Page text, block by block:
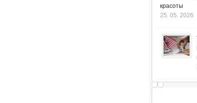
красоты
25. 05. 2026